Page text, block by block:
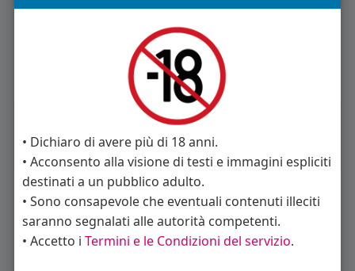
Bel 40enne single bisex
Carica piu notizie
Informazioni Utente
2post
Maschio
• Dichiaro di avere più di 18 anni.
• Acconsento alla visione di testi e immagini espliciti
destinati a un pubblico adulto.
• Sono consapevole che eventuali contenuti illeciti
saranno segnalati alle autorità competenti.
• Accetto i Termini e le Condizioni del servizio.